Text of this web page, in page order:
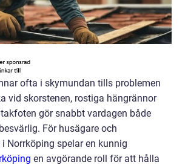
ofta i skymundan tills problemen
vid skorstenen, rostiga hängrännor
gör snabbt vardagen både
För husägare och
Norrköping spelar en kunnig
en avgörande roll för att hålla